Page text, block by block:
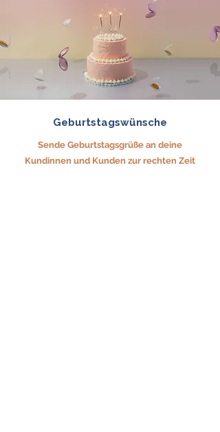
Geburtstagswünsche
Sende Geburtstagsgrüße an deine
Kundinnen und Kunden zur rechten Zeit